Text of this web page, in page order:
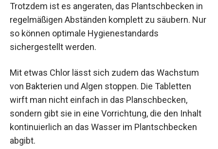
Trotzdem ist es angeraten, das Plantschbecken in
regelmäßigen Abständen komplett zu säubern. Nur
so können optimale Hygienestandards
sichergestellt werden.
Mit etwas Chlor lässt sich zudem das Wachstum
von Bakterien und Algen stoppen. Die Tabletten
wirft man nicht einfach in das Planschbecken,
sondern gibt sie in eine Vorrichtung, die den Inhalt
kontinuierlich an das Wasser im Plantschbecken
abgibt.